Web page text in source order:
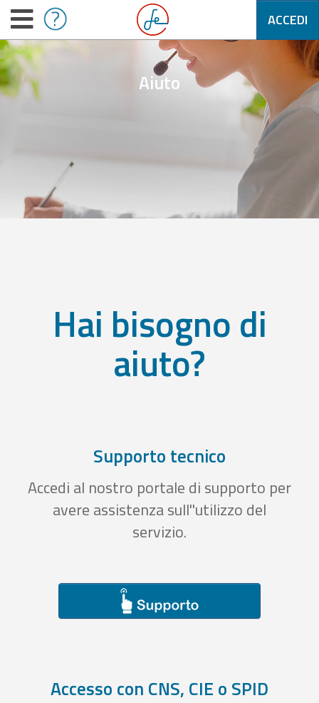
ACCEDI
Aiuto
Hai bisogno di
aiuto?
Supporto tecnico
Accedi al nostro portale di supporto per
avere assistenza sull''utilizzo del
servizio.
Accesso con CNS, CIE o SPID